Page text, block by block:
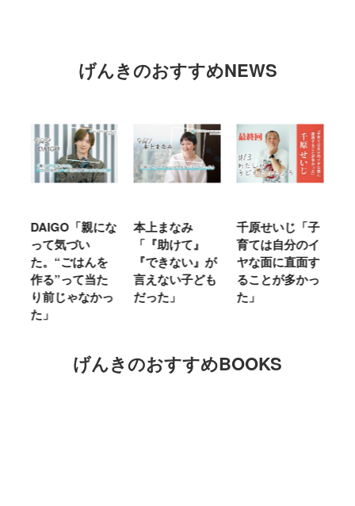
げんきのおすすめNEWS
DAIGO「親にな
って気づい
た。“ごはんを
作る”って当た
り前じゃなかっ
た」
本上まなみ
「『助けて』
『できない』が
言えない子ども
だった」
千原せいじ「子
育ては自分のイ
ヤな面に直面す
ることが多かっ
た」
げんきのおすすめBOOKS